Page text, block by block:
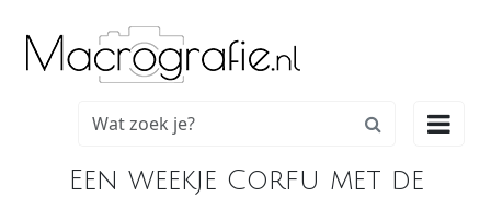

Een weekje Corfu met de